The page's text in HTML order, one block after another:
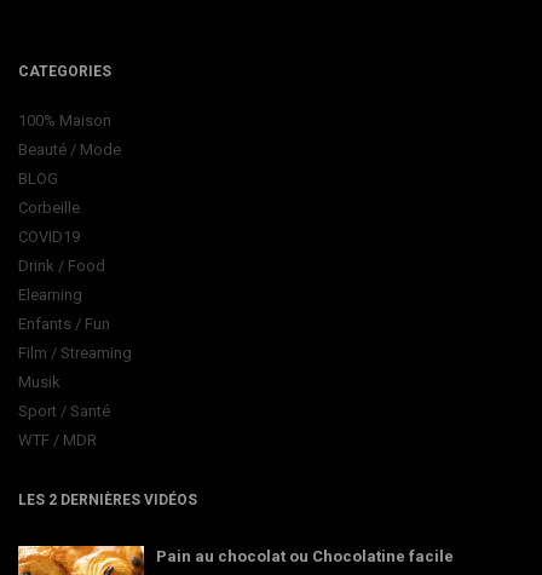
CATEGORIES
100% Maison
Beauté / Mode
BLOG
Corbeille
COVID19
Drink / Food
Elearning
Enfants / Fun
Film / Streaming
Musik
Sport / Santé
WTF / MDR
LES 2 DERNIÈRES VIDÉOS
Pain au chocolat ou Chocolatine facile